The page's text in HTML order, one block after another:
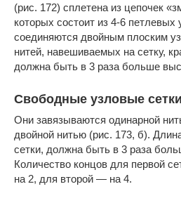
(рис. 172) сплетена из цепочек
которых состоит из 4-6
соединяются двойным плоским
нитей, навешиваемых на сетку,
должна быть в 3 раза больше
Свободные узловые
Они завязываются одинарной
двойной нитью (рис. 173, б).
сетки, должна быть в 3 раза
Количество концов для первой
на 2, для второй — на 4.